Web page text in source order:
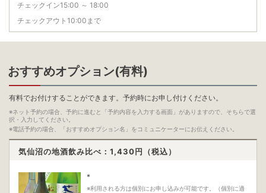
チェックイン15:00 ～ 18:00
チェックアウト10:00まで
おすすめオプション(有料)
有料でお付けすることができます。予約時にお申し付けください。
※ネット予約の場合、予約に進むと「予約内容を入力する画面」がありますので、そちらで選
択・入力してください。
※電話予約の場合、「おすすめオプション名」をコミュニケーターにお伝えください。
気仙沼の地酒飲み比べ：1,430円（税込）
*
※利用される方は個別にお申し込みが可能です。（個別に適